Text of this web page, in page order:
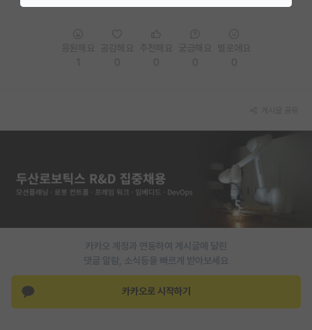
연구실(PI) 홍보 게시판
PI 전용 게시판
특수/전문대학원 게시판
반도체/AI 게시판
장학금/장학생 게시판
학술 정보 게시판
카카오 계정과 연동하여 게시글에 달린
댓글 알람, 소식등을 빠르게 받아보세요
카카오로 시작하기